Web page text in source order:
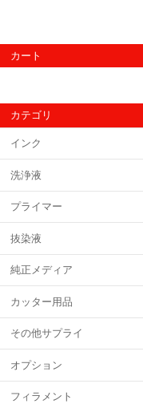
カート
カテゴリ
インク
洗浄液
プライマー
抜染液
純正メディア
カッター用品
その他サプライ
オプション
フィラメント